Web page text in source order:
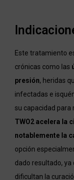
Este tratamiento
crónicas como las
presión, heridas
infectadas e
su capacidad para
TWO2 acelera la
notablemente la
opción
dado resultado,
dificultan la